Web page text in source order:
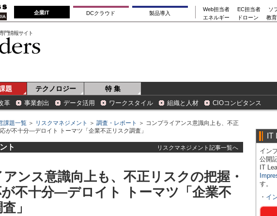
企業IT DCクラウド 製品導入
Web担当者 EC担当者
ソ
エネルギー
ドローン 教
門情報サイト
題 テクノロジー 特 集
革 事業創出 データ活用 ワークスタイル 組織と人材 CIOコンピタンス
課題一覧 ＞ リスクマネジメント ＞ 調査・レポート
＞ コンプライアンス意識向上も、不正
が不十分―デロイト トーマツ「企業不正リスク調査」
ト
リスクマネジメント記事一覧へ
ンス意識向上も、不正リスクの把握・
不十分―デロイト トーマツ「企業不
」
IT
イン
公開
IT
す。
・ イ